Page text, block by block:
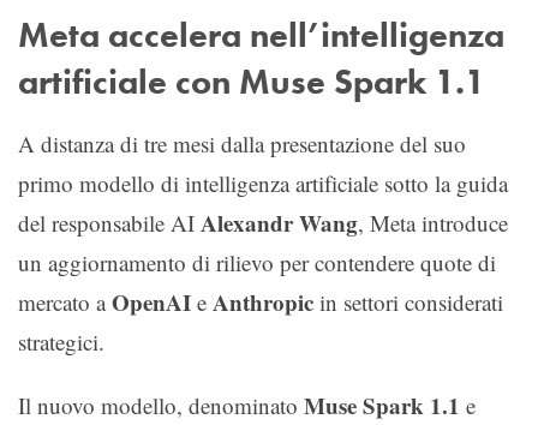
Meta accelera nell’intelligenza
artificiale con Muse Spark 1.1
A distanza di tre mesi dalla presentazione del suo
primo modello di intelligenza artificiale sotto la guida
del responsabile AI Alexandr Wang, Meta introduce
un aggiornamento di rilievo per contendere quote di
mercato aOpenAI e Anthropic in settori considerati
strategici.
Il nuovo modello, denominato Muse Spark 1.1 e